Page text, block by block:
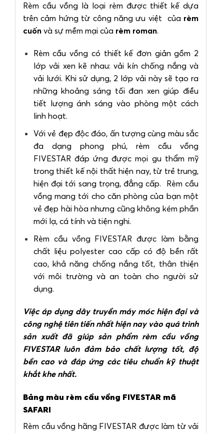
Rèm cầu vồng là loại rèm được thiết kế dựa
trên cảm hứng từ công năng ưu việt của rèm
cuốn và sự mềm mại của rèm roman.
Rèm cầu vồng có thiết kế đơn giản gồm 2
lớp vải xen kẽ nhau: vải kín chống nắng và
vải lưới. Khi sử dụng, 2 lớp vải này sẽ tạo ra
những khoảng sáng tối đan xen giúp điều
tiết lượng ánh sáng vào phòng một cách
linh hoạt.
Với vẻ đẹp độc đáo, ấn tượng cùng màu sắc
đa dạng phong phú, rèm cầu vồng
FIVESTAR đáp ứng được mọi gu thẩm mỹ
trong thiết kế nội thất hiện nay, từ trẻ trung,
hiện đại tới sang trọng, đẳng cấp. Rèm cầu
vồng mang tới cho căn phòng của bạn một
vẻ đẹp hài hòa nhưng cũng không kém phần
mới lạ, cá tính và tiện nghi.
Rèm cầu vồng FIVESTAR được làm bằng
chất liệu polyester cao cấp có độ bền rất
cao, khả năng chống nắng tốt, thân thiện
với môi trường và an toàn cho người sử
dụng.
Việc áp dụng dây truyền máy móc hiện đại và
công nghệ tiên tiến nhất hiện nay vào quá trình
sản xuất đã giúp sản phẩm rèm cầu vồng
FIVESTAR luôn đảm bảo chất lượng tốt, độ
bền cao và đáp ứng các tiêu chuẩn kỹ thuật
khắt khe nhất.
Bảng màu rèm cầu vồng FIVESTAR mã
SAFARI
Rèm cầu vồng hãng FIVESTAR được làm từ vải